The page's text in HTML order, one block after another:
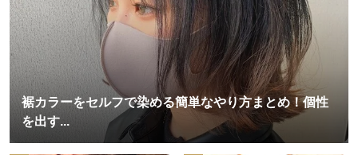
裾カラーをセルフで染める簡単なやり方まとめ！個性
を出す...